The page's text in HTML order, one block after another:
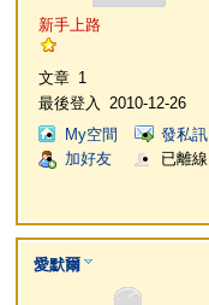
新手上路
文章 1
最後登入
2010-12-26
My空間
發私訊
加好友
已離線
愛默爾